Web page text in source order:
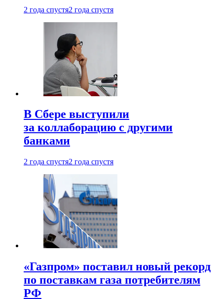
2 года спустя2 года спустя
В Сбере выступили
за коллаборацию с другими
банками
2 года спустя2 года спустя
«Газпром» поставил новый рекорд
по поставкам газа потребителям
РФ